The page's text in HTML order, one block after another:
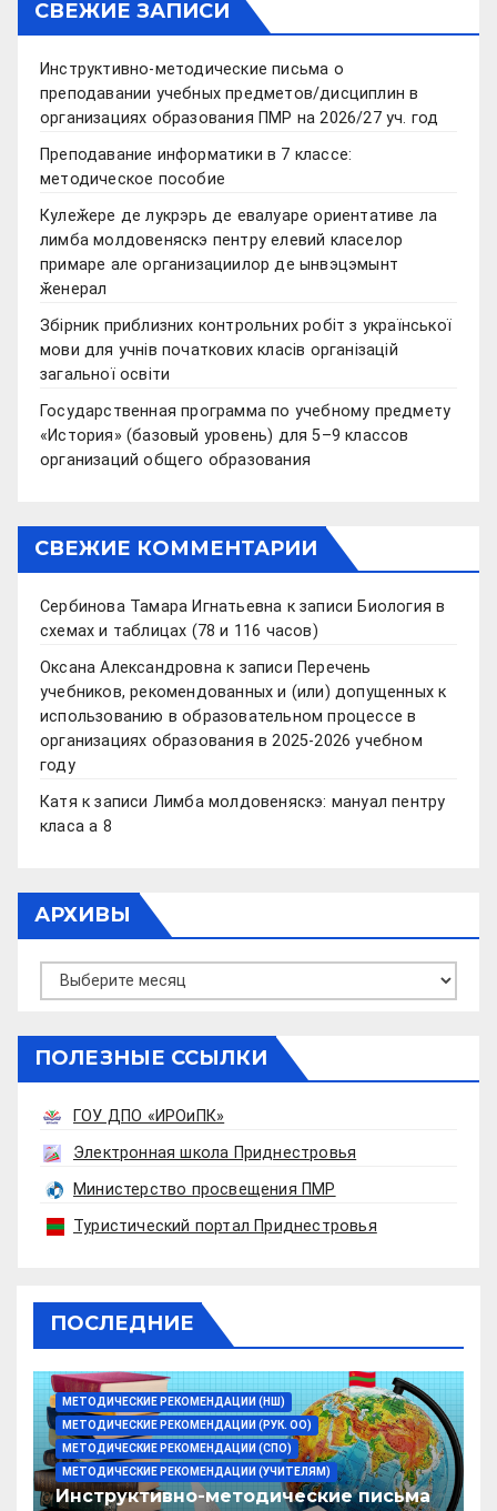
СВЕЖИЕ ЗАПИСИ
Инструктивно-методические письма о
преподавании учебных предметов/дисциплин в
организациях образования ПМР на 2026/27 уч. год
Преподавание информатики в 7 классе:
методическое пособие
Кулеӂере де лукрэрь де евалуаре ориентативе ла
лимба молдовеняскэ пентру елевий класелор
примаре але организациилор де ынвэцэмынт
ӂенерал
Збірник приблизних контрольних робіт з української
мови для учнів початкових класів організацій
загальної освіти
Государственная программа по учебному предмету
«История» (базовый уровень) для 5–9 классов
организаций общего образования
СВЕЖИЕ КОММЕНТАРИИ
Сербинова Тамара Игнатьевна к записи Биология в
схемах и таблицах (78 и 116 часов)
Оксана Александровна к записи Перечень
учебников, рекомендованных и (или) допущенных к
использованию в образовательном процессе в
организациях образования в 2025-2026 учебном
году
Катя к записи Лимба молдовеняскэ: мануал пентру
класа а 8
АРХИВЫ
Архивы
ПОЛЕЗНЫЕ ССЫЛКИ
ГОУ ДПО «ИРОиПК»
Электронная школа Приднестровья
Министерство просвещения ПМР
Туристический портал Приднестровья
ПОСЛЕДНИЕ
МЕТОДИЧЕСКИЕ РЕКОМЕНДАЦИИ (НШ)
МЕТОДИЧЕСКИЕ РЕКОМЕНДАЦИИ (РУК. ОО)
МЕТОДИЧЕСКИЕ РЕКОМЕНДАЦИИ (СПО)
МЕТОДИЧЕСКИЕ РЕКОМЕНДАЦИИ (УЧИТЕЛЯМ)
Инструктивно-методические письма